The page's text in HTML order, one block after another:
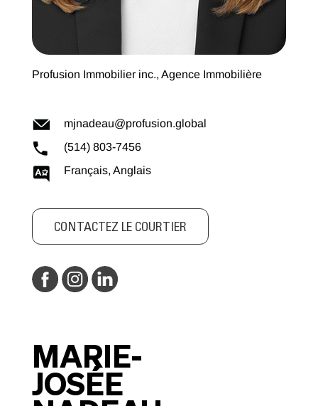
Profusion Immobilier inc., Agence Immobilière
mjnadeau@profusion.global
(514) 803-7456
Français, Anglais
CONTACTEZ LE COURTIER
MARIE-
JOSÉE